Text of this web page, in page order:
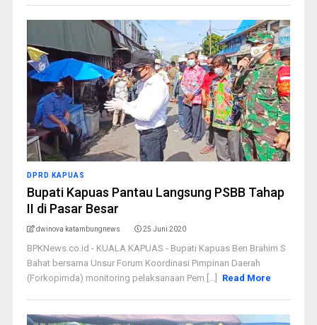
DPRD KAPUAS
Bupati Kapuas Pantau Langsung PSBB Tahap
II di Pasar Besar
dwinova katambungnews 25 Juni 2020
BPKNews.co.id - KUALA KAPUAS - Bupati Kapuas Ben Brahim S
Bahat bersama Unsur Forum Koordinasi Pimpinan Daerah
(Forkopimda) monitoring pelaksanaan Pem [...]
Read More